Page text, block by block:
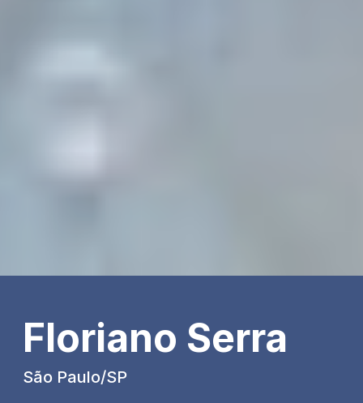
Floriano Serra
São Paulo/SP